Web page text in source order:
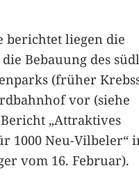
berichtet liegen die
Bebauung des
(früher
vor (siehe
„Attraktives
1000 Neu-Vilbeler“
vom 16. Februar).